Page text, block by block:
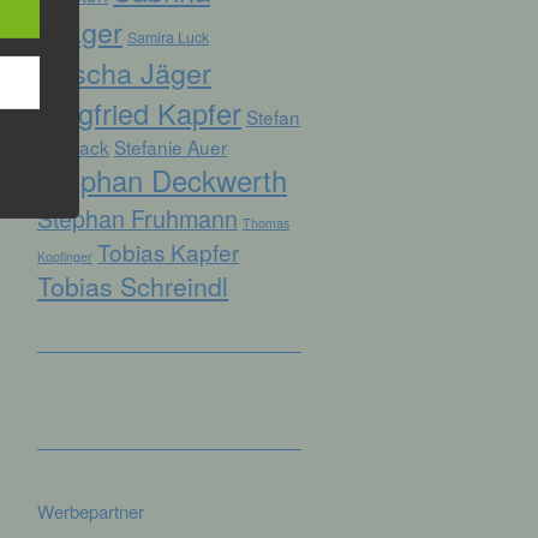
Prager Samira Luck
Sascha Jäger
Siegfried Kapfer Stefan
Biersack Stefanie Auer
Stephan Deckwerth
Stephan Fruhmann Thomas
Kopfinger Tobias Kapfer
Tobias Schreindl
Werbepartner